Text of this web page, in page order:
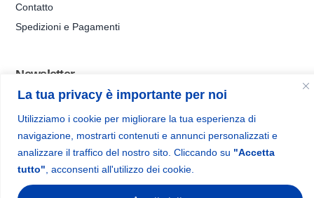
La tua privacy è importante per noi
Utilizziamo i cookie per migliorare la tua esperienza di
navigazione, mostrarti contenuti e annunci personalizzati e
analizzare il traffico del nostro sito. Cliccando su "Accetta
tutto" , acconsenti all'utilizzo dei cookie.
Contatto
Spedizioni e Pagamenti
Newsletter
Iscriviti alla nostra newsletter per ricevere promozioni, novità e
Iscriviti